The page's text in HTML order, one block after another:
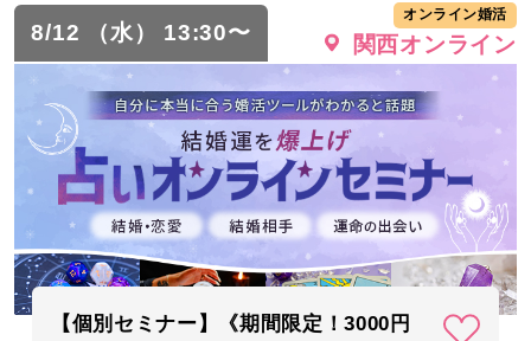
8/12 （水） 13:30〜
オンライン婚活
関西オンライン
【個別セミナー】《期間限定！3000円